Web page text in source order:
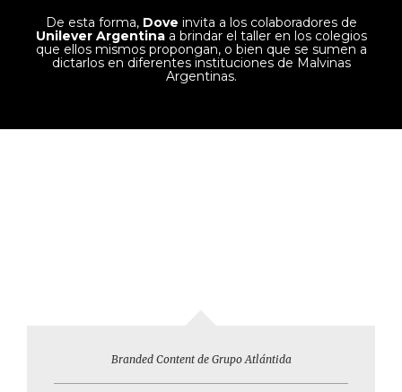
De esta forma, Dove invita a los colaboradores de
Unilever Argentinaa brindar el taller en los colegios
que ellos mismos propongan, o bien que se sumen a
dictarlos en diferentes instituciones de Malvinas
Argentinas.
Branded Content de Grupo Atlántida